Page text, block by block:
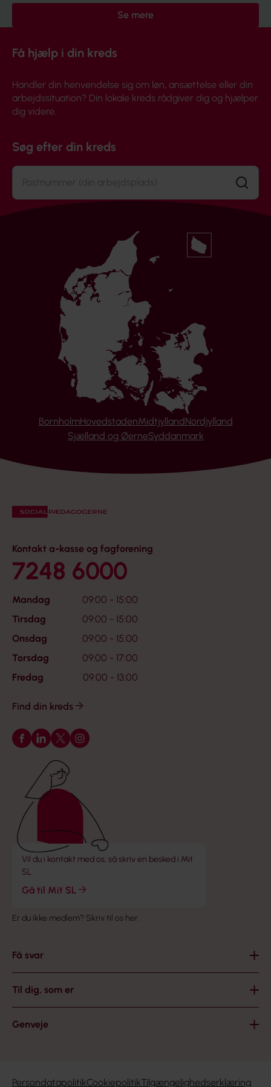
Se mere
Få hjælp i din kreds
Handler din henvendelse sig om løn, ansættelse eller din
arbejdssituation? Din lokale kreds rådgiver dig og hjælper
dig videre.
Søg efter din kreds
Søg
BornholmHovedstadenMidtjyllandNordjylland
Sjælland og ØerneSyddanmark
Kontakt a-kasse og fagforening
7248 6000
Mandag
09:00 - 15:00
Tirsdag
09:00 - 15:00
Onsdag
09:00 - 15:00
Torsdag
09:00 - 17:00
Fredag
09:00 - 13:00
Find din kreds
Følg os på Facebook
Følg os på LinkedIn
Følg os på X
Følg os på Instagram
Vil du i kontakt med os, så skriv en besked i Mit
SL.
Gå til Mit SL
Er du ikke medlem? Skriv til os her.
Få svar
Til dig, som er
Genveje
PersondatapolitikCookiepolitikTilgængelighedserklæring